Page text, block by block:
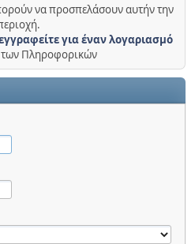
να προσπελάσουν αυτήν την
για έναν λογαριασμό
των Πληροφορικών